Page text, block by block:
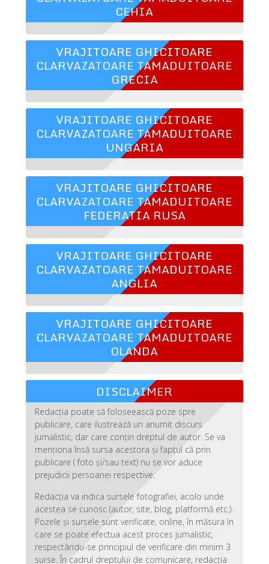
CEHIA
VRAJITOARE GHICITOARE
CLARVAZATOARE TAMADUITOARE
GRECIA
VRAJITOARE GHICITOARE
CLARVAZATOARE TAMADUITOARE
UNGARIA
VRAJITOARE GHICITOARE
CLARVAZATOARE TAMADUITOARE
FEDERATIA RUSA
VRAJITOARE GHICITOARE
CLARVAZATOARE TAMADUITOARE
ANGLIA
VRAJITOARE GHICITOARE
CLARVAZATOARE TAMADUITOARE
OLANDA
DISCLAIMER
Redacția poate să foloseească poze spre
publicare, care ilustrează un anumit discurs
jurnalistic, dar care conțin dreptul de autor. Se va
menționa însă sursa acestora și faptul că prin
publicare ( foto și/sau text) nu se vor aduce
prejudicii persoanei respective.
Redacția va indica sursele fotografiei, acolo unde
acestea se cunosc (autor, site, blog, platformă etc.).
Pozele și sursele sunt verificate, online, în măsura în
care se poate efectua acest proces jurnalistic,
respectându-se principiul de verificare din minim 3
surse. În cadrul dreptului de comunicare, redacția